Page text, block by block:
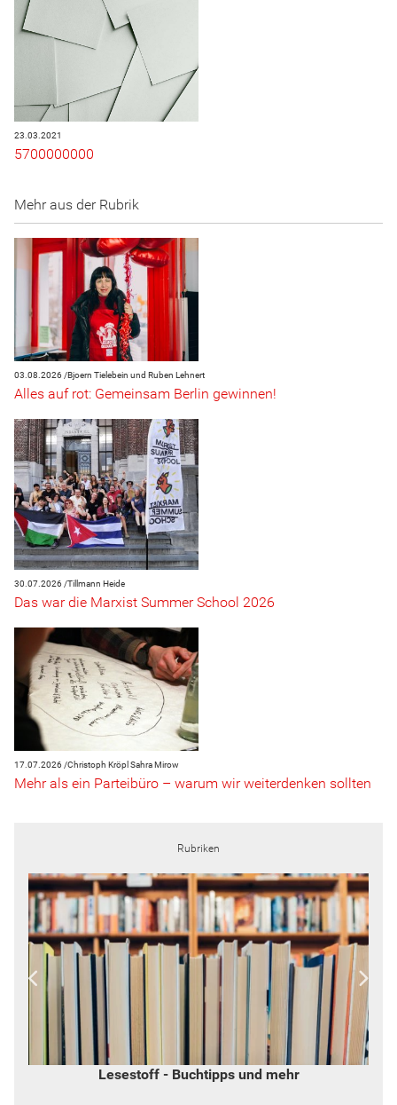
23.03.2021
5700000000
Mehr aus der Rubrik
03.08.2026 /Bjoern Tielebein und Ruben Lehnert
Alles auf rot: Gemeinsam Berlin gewinnen!
30.07.2026 /Tillmann Heide
Das war die Marxist Summer School 2026
17.07.2026 /Christoph Kröpl Sahra Mirow
Mehr als ein Parteibüro – warum wir weiterdenken sollten
Rubriken
Lesestoff - Buchtipps und mehr